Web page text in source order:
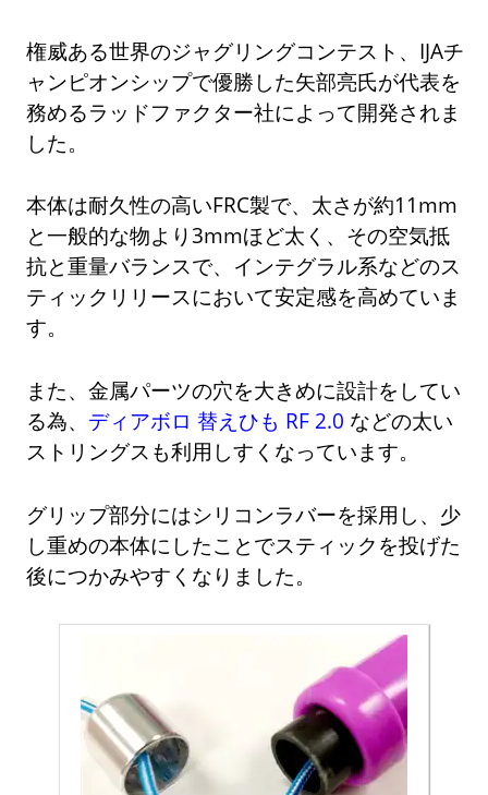
権威ある世界のジャグリングコンテスト、IJAチ
ャンピオンシップで優勝した矢部亮氏が代表を
務めるラッドファクター社によって開発されま
した。
本体は耐久性の高いFRC製で、太さが約11mm
と一般的な物より3mmほど太く、その空気抵
抗と重量バランスで、インテグラル系などのス
ティックリリースにおいて安定感を高めていま
す。
また、金属パーツの穴を大きめに設計をしてい
る為、 ディアボロ 替えひも RF 2.0 などの太い
ストリングスも利用しすくなっています。
グリップ部分にはシリコンラバーを採用し、少
し重めの本体にしたことでスティックを投げた
後につかみやすくなりました。